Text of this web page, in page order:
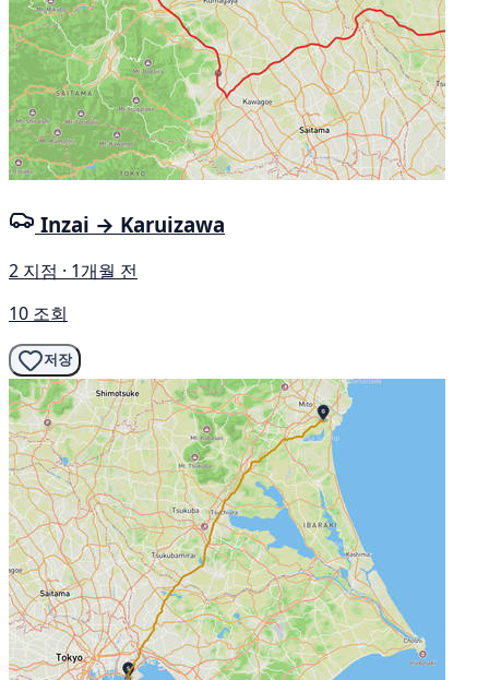
Inzai → Karuizawa
2 지점 · 1개월 전
10 조회
저장